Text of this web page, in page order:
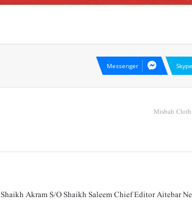
Skype
Messenger
Misbah
Shaikh Akram S/O Shaikh Saleem Chief Editor Aitebar